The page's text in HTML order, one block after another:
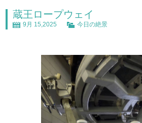
蔵王ロープウェイ
9月 15,2025 今日の絶景